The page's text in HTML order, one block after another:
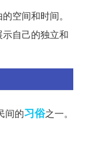
空间和时间。
自己的独立和
间的习俗之一。